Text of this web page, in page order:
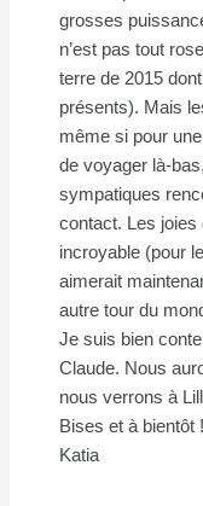
grosses
n’est pas tout
terre de 2015
présents). Mais
même si pour
de voyager là-
sympatiques
contact. Les joies
incroyable (pour
aimerait
autre tour du
Je suis bien
Claude. Nous
nous verrons à
Bises et à bientôt !
Katia